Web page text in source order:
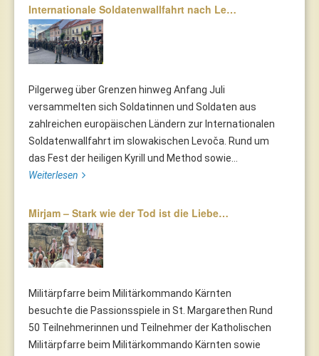
Internationale Soldatenwallfahrt nach Le…
Pilgerweg über Grenzen hinweg Anfang Juli
versammelten sich Soldatinnen und Soldaten aus
zahlreichen europäischen Ländern zur Internationalen
Soldatenwallfahrt im slowakischen Levoča. Rund um
das Fest der heiligen Kyrill und Method sowie...
Weiterlesen
Mirjam – Stark wie der Tod ist die Liebe…
Militärpfarre beim Militärkommando Kärnten
besuchte die Passionsspiele in St. Margarethen Rund
50 Teilnehmerinnen und Teilnehmer der Katholischen
Militärpfarre beim Militärkommando Kärnten sowie